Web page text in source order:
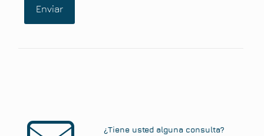
¿Tiene usted alguna consulta?